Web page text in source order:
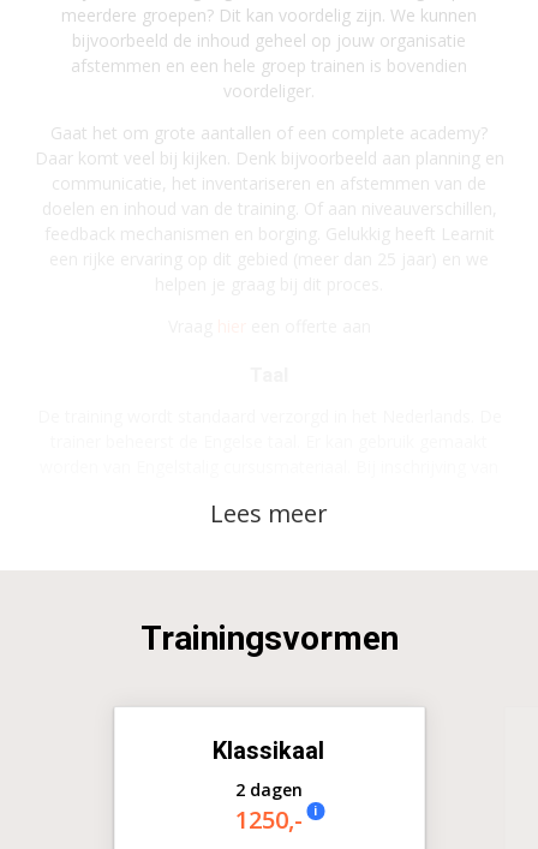
meerdere groepen? Dit kan voordelig zijn. We kunnen
bijvoorbeeld de inhoud geheel op jouw organisatie
afstemmen en een hele groep trainen is bovendien
voordeliger.
Gaat het om grote aantallen of een complete academy?
Daar komt veel bij kijken. Denk bijvoorbeeld aan planning en
communicatie, het inventariseren en afstemmen van de
doelen en inhoud van de training. Of aan niveauverschillen,
feedback mechanismen en borging. Gelukkig heeft Learnit
Engels verzorgd worden.
Trainingsvormen
Klassikaal
2 dagen
1250,- i